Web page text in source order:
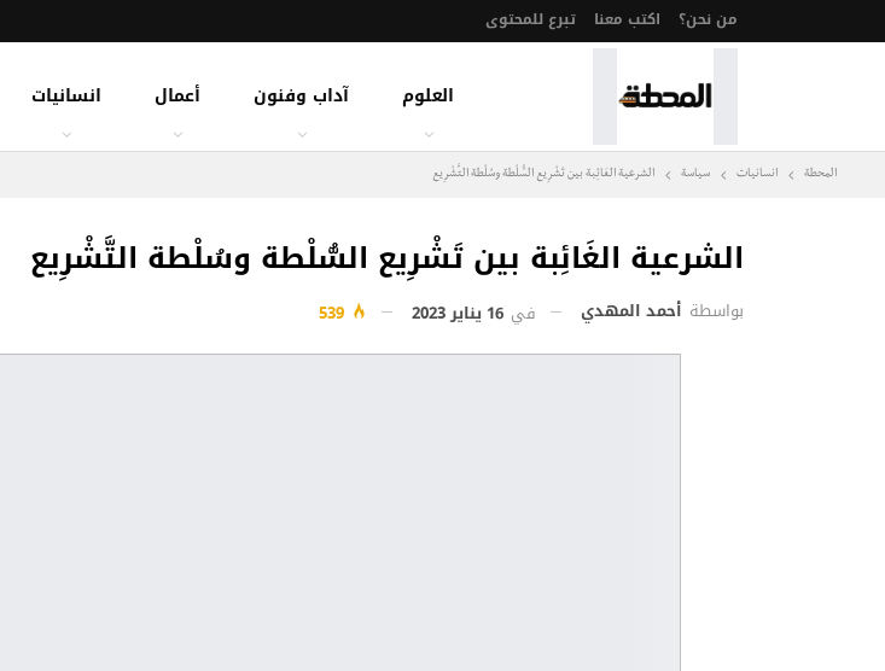
من نحن؟ اكتب معنا تبرع للمحتوى
العلوم آداب وفنون أعمال انسانيات
المحطة انسانيات سياسة الشرعية الغَائِبة بين تَشْرِيع السُّلْطة وسُلْطة التَّشْرِيع
الشرعية الغَائِبة بين تَشْرِيع السُّلْطة وسُلْطة التَّشْرِيع
بواسطة أحمد المهدي في 16 يناير 2023